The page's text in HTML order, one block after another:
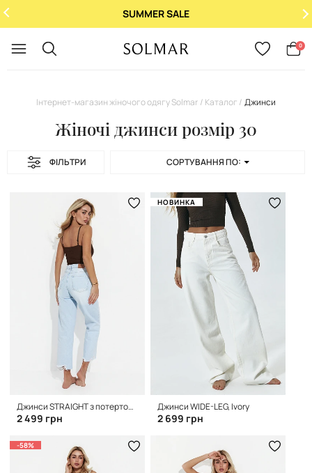
SUMMER SALE
0
Інтернет-магазин жіночого одягу Solmar Каталог Джинси
Жіночі джинси розмір 30
ФІЛЬТРИ СОРТУВАННЯ ПО:
Джинси STRAIGHT з потертостями, Light Blue
2 499 грн
НОВИНКА
Джинси WIDE-LEG, Ivory
2 699 грн
-58%